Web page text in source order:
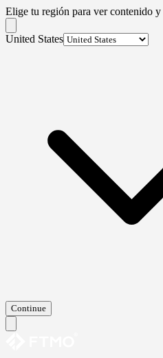
Elige tu región para ver contenido y
United States
Continue